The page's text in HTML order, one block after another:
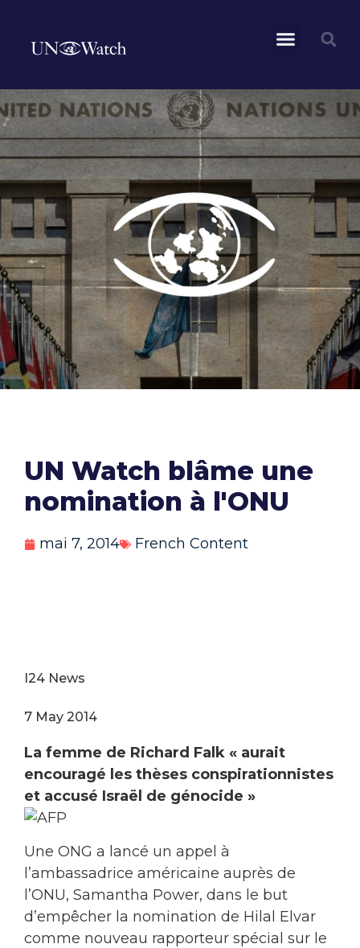
UN Watch blâme une
nomination à l'ONU
mai 7, 2014 French Content
I24 News
7 May 2014
La femme de Richard Falk « aurait
encouragé les thèses conspirationnistes
et accusé Israël de génocide »
Une ONG a lancé un appel à
l’ambassadrice américaine auprès de
l’ONU, Samantha Power, dans le but
d’empêcher la nomination de Hilal Elvar
comme nouveau rapporteur spécial sur le